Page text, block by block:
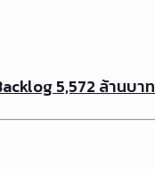
5,572 ล้านบาท